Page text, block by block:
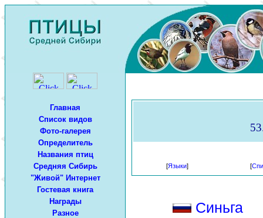
Главная
Список видов
Фото-галерея
Определитель
Названия птиц
Средняя Сибирь
"Живой" Интернет
Гостевая книга
Награды
Разное
[Языки] [
Синьга